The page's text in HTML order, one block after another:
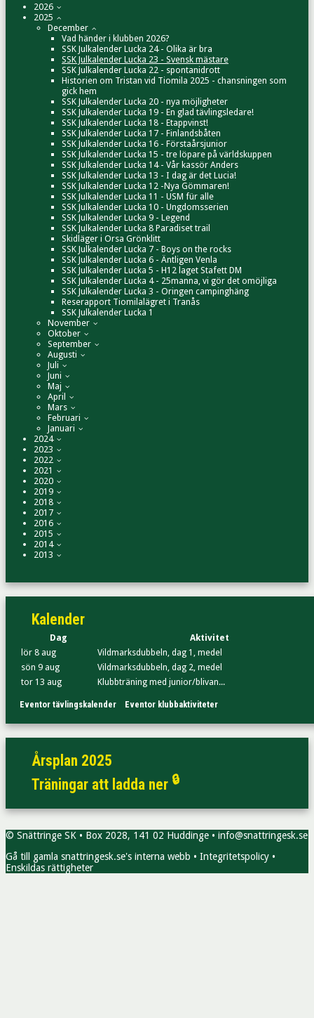
2026
2025
December
Vad händer i klubben 2026?
SSK Julkalender Lucka 24 - Olika är bra
SSK Julkalender Lucka 23 - Svensk mästare
SSK Julkalender Lucka 22 - spontanidrott
Historien om Tristan vid Tiomila 2025 - chansningen som
gick hem
SSK Julkalender Lucka 20 - nya möjligheter
SSK Julkalender Lucka 19 - En glad tävlingsledare!
SSK Julkalender Lucka 18 - Etappvinst!
SSK Julkalender Lucka 17 - Finlandsbåten
SSK Julkalender Lucka 16 - Förstaårsjunior
SSK Julkalender Lucka 15 - tre löpare på världskuppen
SSK Julkalender Lucka 14 - Vår kassör Anders
SSK Julkalender Lucka 13 - I dag är det Lucia!
SSK Julkalender Lucka 12 -Nya Gömmaren!
SSK Julkalender Lucka 11 - USM für alle
SSK Julkalender Lucka 10 - Ungdomsserien
SSK Julkalender Lucka 9 - Legend
SSK Julkalender Lucka 8 Paradiset trail
Skidläger i Orsa Grönklitt
SSK Julkalender Lucka 7 - Boys on the rocks
SSK Julkalender Lucka 6 - Äntligen Venla
SSK Julkalender Lucka 5 - H12 laget Stafett DM
SSK Julkalender Lucka 4 - 25manna, vi gör det omöjliga
SSK Julkalender Lucka 3 - Oringen campinghäng
Reserapport Tiomilalägret i Tranås
SSK Julkalender Lucka 1
November
Oktober
September
Augusti
Juli
Juni
Maj
April
Mars
Februari
Januari
2024
2023
2022
2021
2020
2019
2018
2017
2016
2015
2014
2013
Kalender
Dag
Aktivitet
lör 8 aug
Vildmarksdubbeln, dag 1, medel
sön 9 aug
Vildmarksdubbeln, dag 2, medel
tor 13 aug
Klubbträning med junior/blivan...
Eventor tävlingskalender Eventor klubbaktiviteter
Årsplan 2025
Träningar att ladda ner 🔒
© Snättringe SK • Box 2028, 141 02 Huddinge • info@snattringesk.se
Gå till gamla snattringesk.se's interna webb • Integritetspolicy •
Enskildas rättigheter